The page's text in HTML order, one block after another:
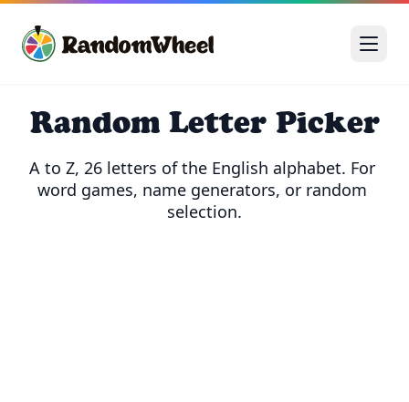
Random Letter Picker
A to Z, 26 letters of the English alphabet. For
word games, name generators, or random
selection.